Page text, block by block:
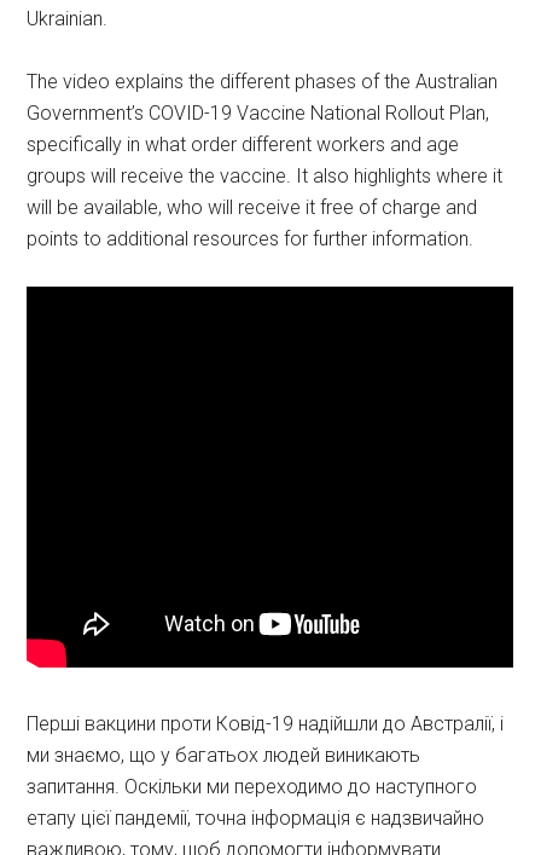
Ukrainian.
The video explains the different phases of the Australian
Government’s COVID-19 Vaccine National Rollout Plan,
specifically in what order different workers and age
groups will receive the vaccine. It also highlights where it
will be available, who will receive it free of charge and
points to additional resources for further information.
Перші вакцини проти Ковід-19 надійшли до Австралії, і
ми знаємо, що у багатьох людей виникають
запитання. Оскільки ми переходимо до наступного
етапу цієї пандемії, точна інформація є надзвичайно
важливою, тому, щоб допомогти інформувати